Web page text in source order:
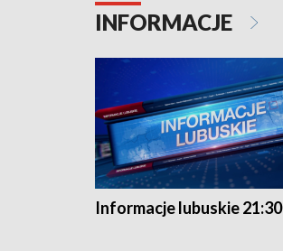
INFORMACJE
Informacje lubuskie 21:30